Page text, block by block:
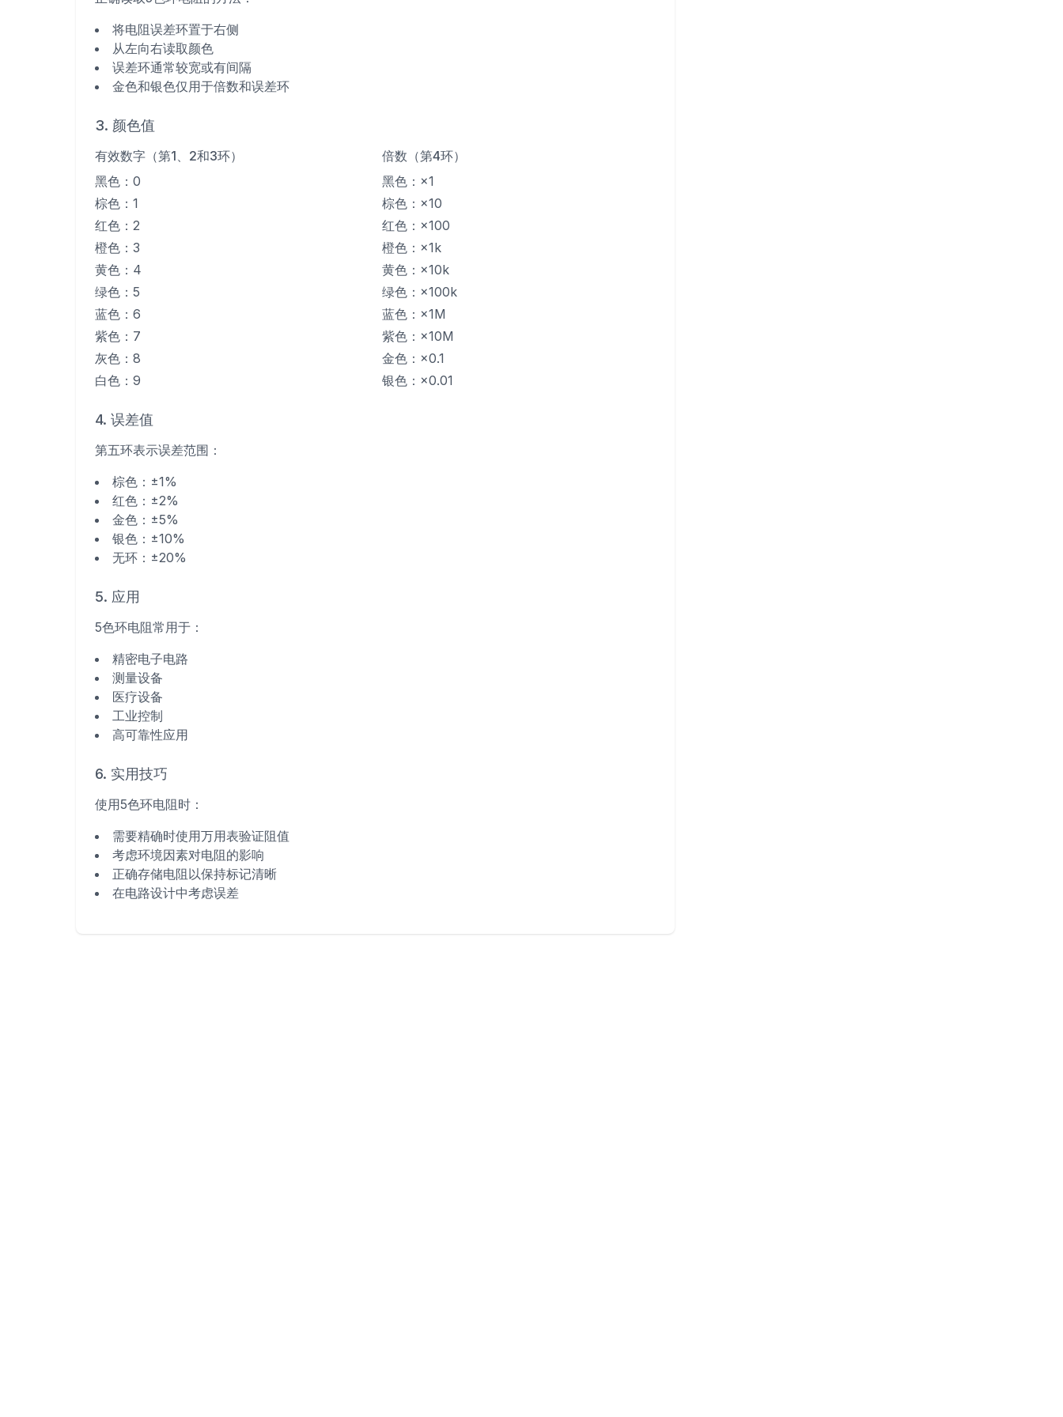
将电阻误差环置于右侧
从左向右读取颜色
误差环通常较宽或有间隔
金色和银色仅用于倍数和误差环
3. 颜色值
有效数字（第1、2和3环）
黑色：0
棕色：1
红色：2
橙色：3
黄色：4
绿色：5
蓝色：6
紫色：7
灰色：8
白色：9
倍数（第4环）
黑色：×1
棕色：×10
红色：×100
橙色：×1k
黄色：×10k
绿色：×100k
蓝色：×1M
紫色：×10M
金色：×0.1
银色：×0.01
4. 误差值
第五环表示误差范围：
棕色：±1%
红色：±2%
金色：±5%
银色：±10%
无环：±20%
5. 应用
5色环电阻常用于：
精密电子电路
测量设备
医疗设备
工业控制
高可靠性应用
6. 实用技巧
使用5色环电阻时：
需要精确时使用万用表验证阻值
考虑环境因素对电阻的影响
正确存储电阻以保持标记清晰
在电路设计中考虑误差